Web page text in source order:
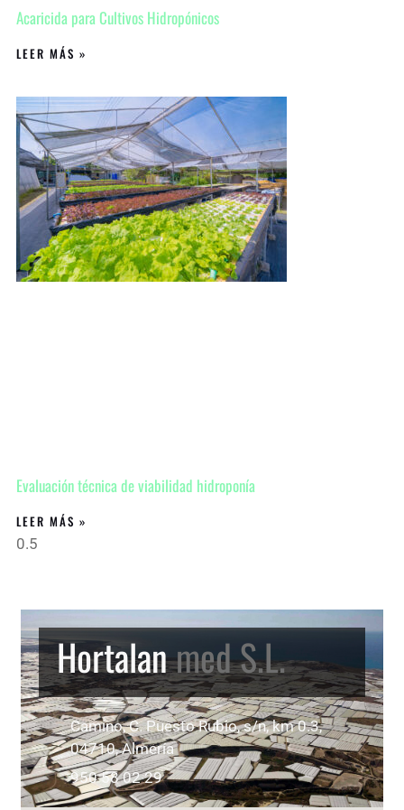
Acaricida para Cultivos Hidropónicos
LEER MÁS »
Evaluación técnica de viabilidad hidroponía
LEER MÁS »
Hortalanmed S.L.
Camino, C. Puesto Rubio, s/n, km 0.3,
04710, Almería
950 58 02 29